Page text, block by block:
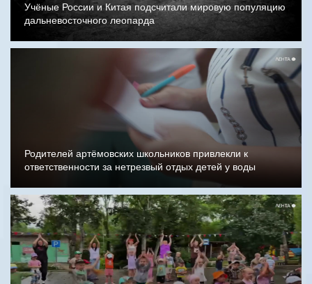
Учёные России и Китая подсчитали мировую популяцию
дальневосточного леопарда
Родителей артёмовских школьников привлекли к
ответственности за нетрезвый отдых детей у воды